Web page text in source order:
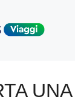
UNA